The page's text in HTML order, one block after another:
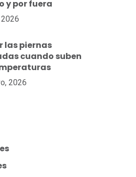
y por fuera
las piernas
cuando suben
2026